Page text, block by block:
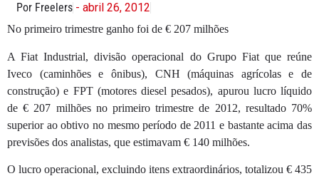
Por Freelers - abril 26, 2012
No primeiro trimestre ganho foi de € 207 milhões
A Fiat Industrial, divisão operacional do Grupo Fiat que reúne
Iveco (caminhões e ônibus), CNH (máquinas agrícolas e de
construção) e FPT (motores diesel pesados), apurou lucro líquido
de € 207 milhões no primeiro trimestre de 2012, resultado 70%
superior ao obtivo no mesmo período de 2011 e bastante acima das
previsões dos analistas, que estimavam € 140 milhões.
O lucro operacional, excluindo itens extraordinários, totalizou € 435